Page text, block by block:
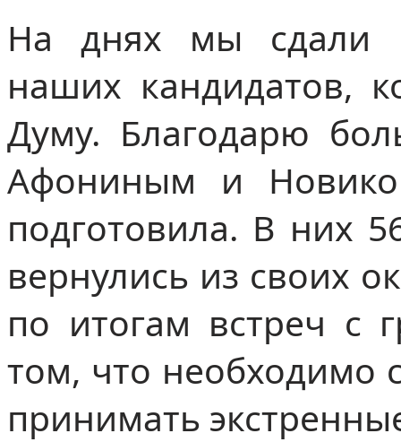
На днях мы сдали
наших кандидатов,
Думу. Благодарю
Афониным и
подготовила. В них
вернулись из своих
по итогам встреч с
том, что необходимо
принимать